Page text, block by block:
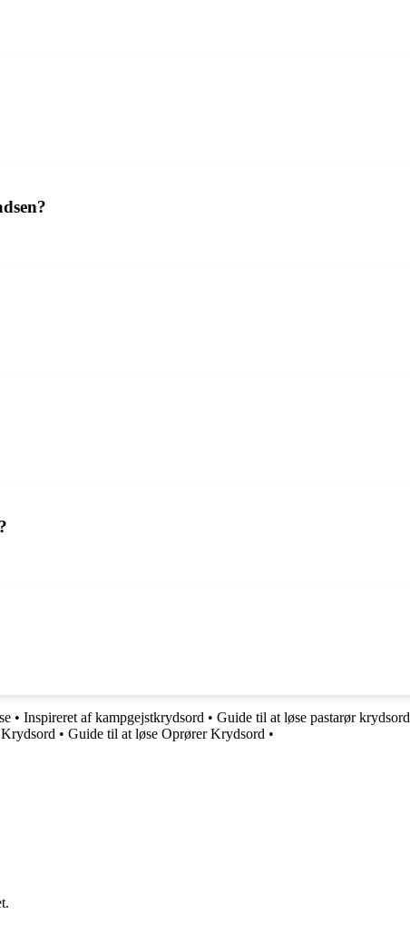
• Inspireret af kampgejstkrydsord • Guide til at løse pastarør krydsord
• Guide til at løse Oprører Krydsord •